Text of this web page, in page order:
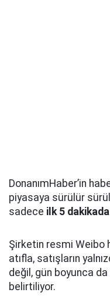
DonanımHaber’in
piyasaya sürülür
sadece ilk 5 dakikada
Şirketin resmi Weibo
atıfla, satışların
değil, gün boyunca
belirtiliyor.